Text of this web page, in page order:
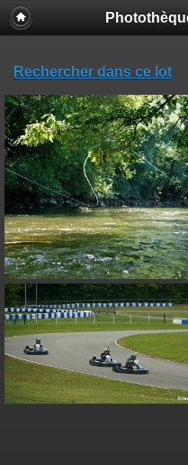
Rechercher dans ce lot